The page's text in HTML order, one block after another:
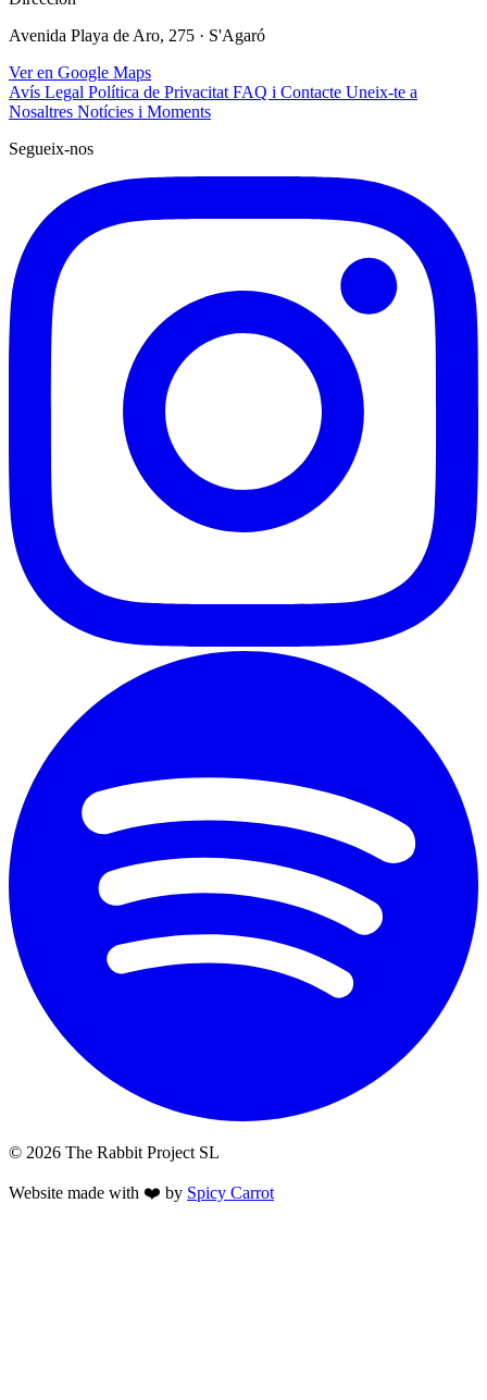
Avenida Playa de Aro, 275 · S'Agaró
Ver en Google Maps
Avís Legal Política de Privacitat FAQ i Contacte Uneix-te a
Nosaltres Notícies i Moments
Segueix-nos
© 2026 The Rabbit Project SL
Website made with ❤️ by Spicy Carrot